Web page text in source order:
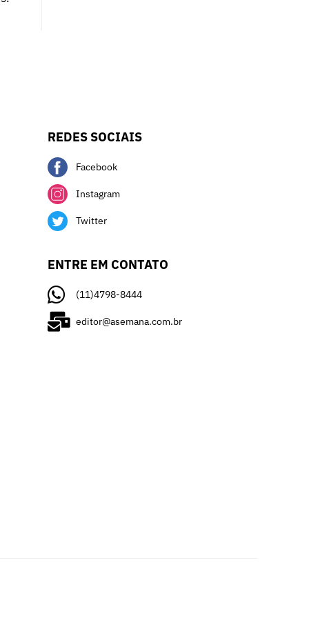
REDES SOCIAIS
Facebook
Instagram
Twitter
ENTRE EM CONTATO
(11)4798-8444
editor@asemana.com.br